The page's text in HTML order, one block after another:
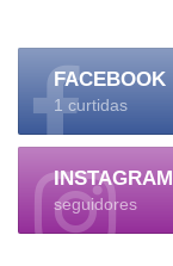
FACEBOOK
1 curtidas
INSTAGRAM
seguidores